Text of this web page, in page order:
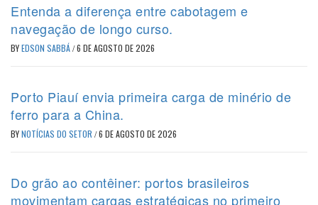
Entenda a diferença entre cabotagem e
navegação de longo curso.
BYEDSON SABBÁ/6 DE AGOSTO DE 2026
Porto Piauí envia primeira carga de minério de
ferro para a China.
BYNOTÍCIAS DO SETOR /6 DE AGOSTO DE 2026
Do grão ao contêiner: portos brasileiros
movimentam cargas estratégicas no primeiro